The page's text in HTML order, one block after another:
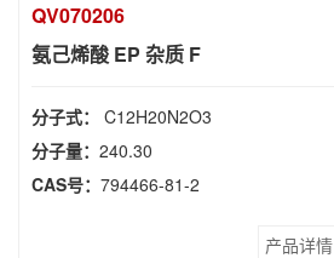
QV070206
氨己烯酸 EP 杂质 F
分子式： C12H20N2O3
分子量： 240.30
CAS号： 794466-81-2
产品详情